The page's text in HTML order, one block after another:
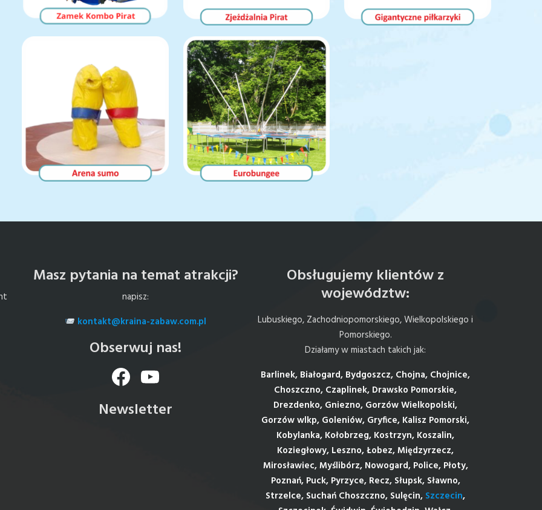
Masz pytania na temat atrakcji?
napisz:
kontakt@kraina-zabaw.com.pl
Obserwuj nas!
FacebookYouTube
Newsletter
Obsługujemy klientów z
województw:
Lubuskiego, Zachodniopomorskiego, Wielkopolskiego i
Pomorskiego.
Działamy w miastach takich jak:
Barlinek, Białogard, Bydgoszcz, Chojna, Chojnice,
Choszczno, Czaplinek, Drawsko Pomorskie,
Drezdenko, Gniezno, Gorzów Wielkopolski,
Gorzów wlkp, Goleniów, Gryfice, Kalisz Pomorski,
Kobylanka, Kołobrzeg, Kostrzyn, Koszalin,
Koziegłowy, Leszno, Łobez, Międzyrzecz,
Mirosławiec, Myślibórz, Nowogard, Police, Płoty,
Poznań, Puck, Pyrzyce, Recz, Słupsk, Sławno,
Strzelce, Suchań Choszczno, Sulęcin, Szczecin,